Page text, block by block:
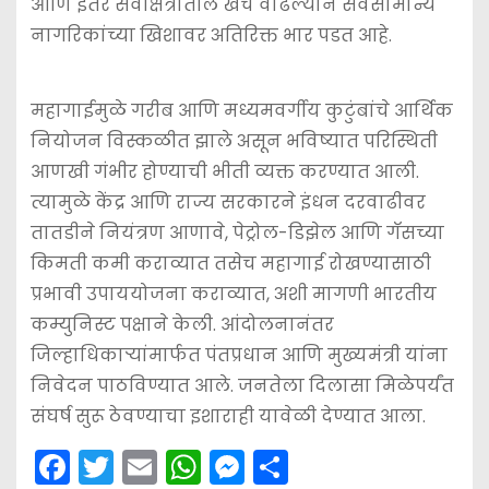
आणि इतर सेवाक्षेत्रातील खर्च वाढल्याने सर्वसामान्य
नागरिकांच्या खिशावर अतिरिक्त भार पडत आहे.
महागाईमुळे गरीब आणि मध्यमवर्गीय कुटुंबांचे आर्थिक
नियोजन विस्कळीत झाले असून भविष्यात परिस्थिती
आणखी गंभीर होण्याची भीती व्यक्त करण्यात आली.
त्यामुळे केंद्र आणि राज्य सरकारने इंधन दरवाढीवर
तातडीने नियंत्रण आणावे, पेट्रोल-डिझेल आणि गॅसच्या
किमती कमी कराव्यात तसेच महागाई रोखण्यासाठी
प्रभावी उपाययोजना कराव्यात, अशी मागणी भारतीय
कम्युनिस्ट पक्षाने केली. आंदोलनानंतर
जिल्हाधिकाऱ्यांमार्फत पंतप्रधान आणि मुख्यमंत्री यांना
निवेदन पाठविण्यात आले. जनतेला दिलासा मिळेपर्यंत
संघर्ष सुरू ठेवण्याचा इशाराही यावेळी देण्यात आला.
F T E W M S